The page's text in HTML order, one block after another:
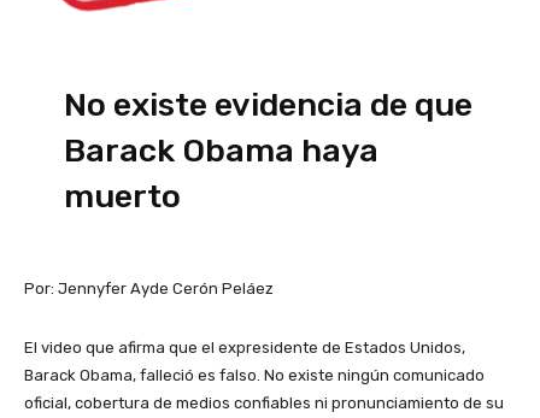
No existe evidencia de que
Barack Obama haya
muerto
Por: Jennyfer Ayde Cerón Peláez
El video que afirma que el expresidente de Estados Unidos,
Barack Obama, falleció es falso. No existe ningún comunicado
oficial, cobertura de medios confiables ni pronunciamiento de su